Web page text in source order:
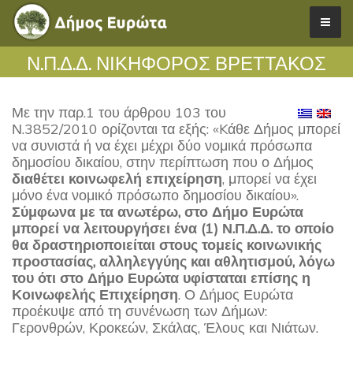
Ν.Π.Δ.Δ. ΝΙΚΗΦΟΡΟΣ ΒΡΕΤΤΑΚΟΣ
Με την παρ.1 του άρθρου 103 του
Ν.3852/2010 ορίζονται τα εξής: «Kάθε Δήμος μπορεί
να συνιστά ή να έχει μέχρι δύο νομικά πρόσωπα
δημοσίου δικαίου, στην περίπτωση που ο Δήμος
διαθέτει κοινωφελή επιχείρηση, μπορεί να έχει
μόνο ένα νομικό πρόσωπο δημοσίου δικαίου».
Σύμφωνα με τα ανωτέρω, στο Δήμο Ευρώτα
μπορεί να λειτουργήσει ένα (1) Ν.Π.Δ.Δ. το οποίο
θα δραστηριοποιείται στους τομείς κοινωνικής
προστασίας, αλληλεγγύης και αθλητισμού, λόγω
του ότι στο Δήμο Ευρώτα υφίσταται επίσης η
Κοινωφελής Επιχείρηση. Ο Δήμος Ευρώτα
προέκυψε από τη συνένωση των Δήμων:
Γερονθρών, Κροκεών, Σκάλας, Έλους και Νιάτων.